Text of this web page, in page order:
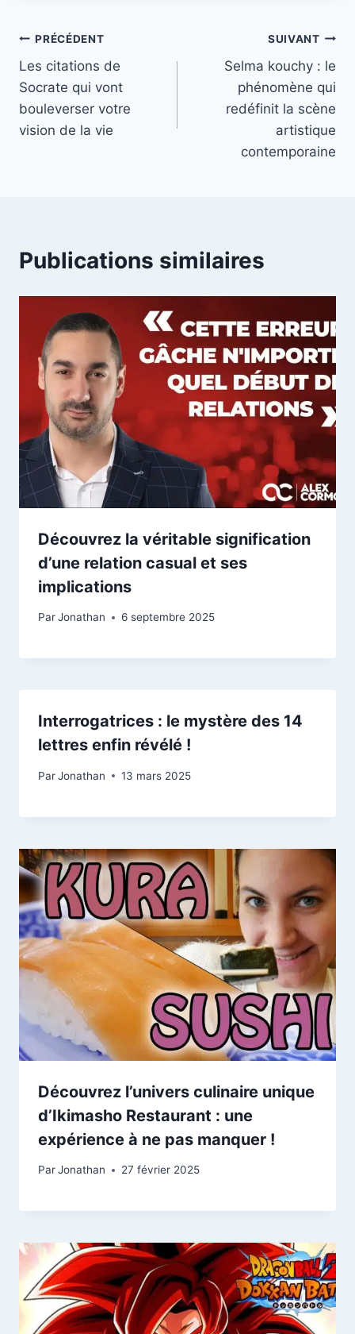
Navigation
de
l’article
PRÉCÉDENT
Les citations de
Socrate qui vont
bouleverser votre
vision de la vie
SUIVANT
Selma kouchy : le
phénomène qui
redéfinit la scène
artistique
contemporaine
Publications similaires
Découvrez la véritable signification
d’une relation casual et ses
implications
ParJonathan 6 septembre 2025
Interrogatrices : le mystère des 14
lettres enfin révélé !
ParJonathan 13 mars 2025
Découvrez l’univers culinaire unique
d’Ikimasho Restaurant : une
expérience à ne pas manquer !
ParJonathan 27 février 2025